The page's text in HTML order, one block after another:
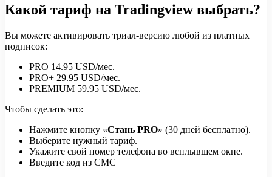
Какой тариф на Tradingview выбрать?
Вы можете активировать триал-версию любой из платных
подписок:
PRO 14.95 USD/мес.
PRO+ 29.95 USD/мес.
PREMIUM 59.95 USD/мес.
Чтобы сделать это:
Нажмите кнопку «Стань PRO» (30 дней бесплатно).
Выберите нужный тариф.
Укажите свой номер телефона во всплывшем окне.
Введите код из СМС